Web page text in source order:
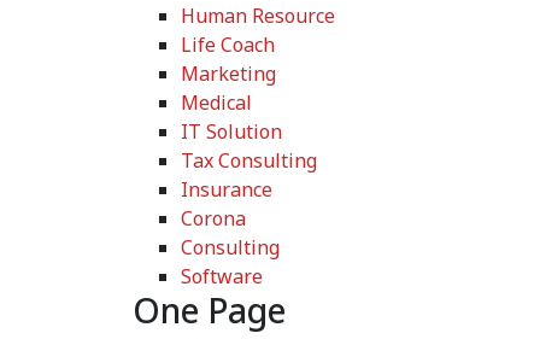
Human Resource
Life Coach
Marketing
Medical
IT Solution
Tax Consulting
Insurance
Corona
Consulting
Software
One Page